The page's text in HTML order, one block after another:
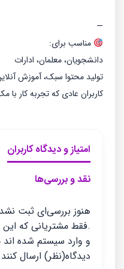
—
مناسب برای:
دانشجویان، معلمان، ادارات
تولید محتوا سبک، آموزش
کاربران عادی که تجربه کار با
امتیاز و دیدگاه کاربران
نقد و بررسی‌ها
هنوز بررسی‌ای ثبت
.فقط مشتریانی که
و وارد سیستم شده اند
دیدگاه(نظر) ارسال